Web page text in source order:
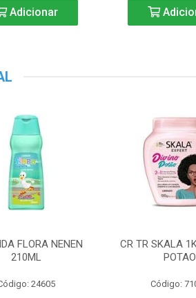
Adicionar
FLORA NENEN
210ML
24605
CR TR SKALA
POTAO
Código: